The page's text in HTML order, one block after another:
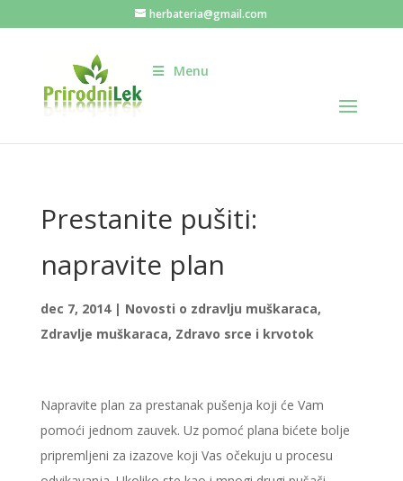
herbateria@gmail.com
Menu
Prestanite pušiti:
napravite plan
dec 7, 2014| Novosti o zdravlju muškaraca,
Zdravlje muškaraca, Zdravo srce i krvotok
Napravite plan za prestanak pušenja koji će Vam
pomoći jednom zauvek. Uz pomoć plana bićete bolje
pripremljeni za izazove koji Vas očekuju u procesu